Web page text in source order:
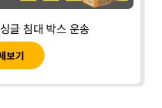
글 침대 박스 운송
보기